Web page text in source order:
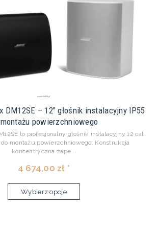
DM12SE – 12" głośnik instalacyjny IP55
powierzchniowego
to profesjonalny głośnik instalacyjny 12 cali
montażu powierzchniowego. Konstrukcja
koncentryczna zape...
4 674,00 zł *
Wybierz opcje